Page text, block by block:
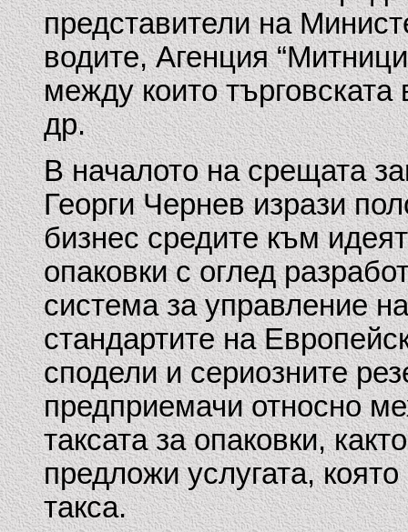
представители на
водите, Агенция
между които търговската
др.
В началото на срещата
Георги Чернев изрази
бизнес средите към
опаковки с оглед
система за управление
стандартите на
сподели и сериозните
предприемачи относно
таксата за опаковки,
предложи услугата,
такса.